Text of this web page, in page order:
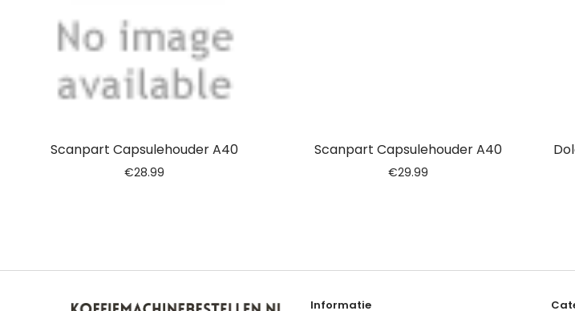
Scanpart Capsulehouder A40
€28.99
Scanpart Capsulehouder A40
€29.99
Informatie